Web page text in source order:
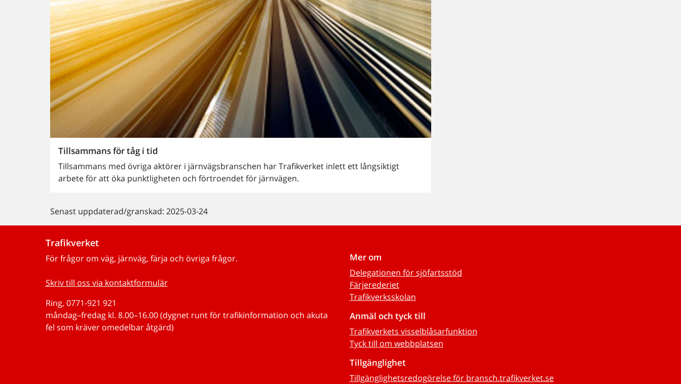
Tillsammans för tåg i tid
Tillsammans med övriga aktörer i järnvägsbranschen har Trafikverket inlett ett långsiktigt
arbete för att öka punktligheten och förtroendet för järnvägen.
Senast uppdaterad/granskad: 2025-03-24
Trafikverket
För frågor om väg, järnväg, färja och övriga frågor.
Skriv till oss via kontaktformulär
Ring, 0771-921 921
måndag–fredag kl. 8.00–16.00 (dygnet runt för trafikinformation och akuta
fel som kräver omedelbar åtgärd)
Mer om
Delegationen för sjöfartsstöd
Färjerederiet
Trafikverksskolan
Anmäl och tyck till
Trafikverkets visselblåsarfunktion
Tyck till om webbplatsen
Tillgänglighet
Tillgänglighetsredogörelse för bransch.trafikverket.se